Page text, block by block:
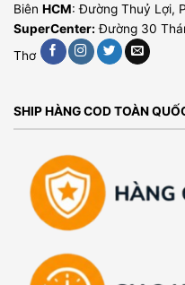
Biên HCM: Đường Thuỷ Lợi,
SuperCenter: Đường 30
Thơ
SHIP HÀNG COD TOÀN